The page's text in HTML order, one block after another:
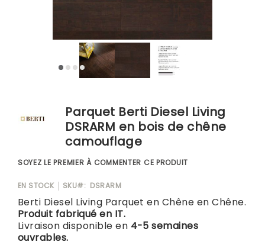
the
beginning
the
gallery
Parquet Berti Diesel Living
DSRARM en bois de chêne
camouflage
SOYEZ LE PREMIER À COMMENTER CE PRODUIT
EN STOCK SKU DSRARM
Berti Diesel Living Parquet en Chêne en Chêne.
Produit fabriqué en IT.
Livraison disponible en 4-5 semaines
ouvrables.